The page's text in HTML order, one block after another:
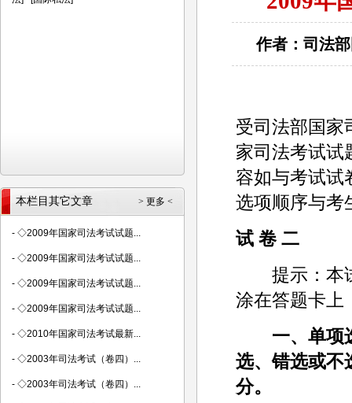
作者：司法
受司法部国家
家司法考试试
容如与考试试
选项顺序与考
试 卷 二
提示：本试
涂在答题卡上
一、单项
选、错选或不
分。
> 更多 <
本栏目其它文章
- ◇2009年国家司法考试试题...
- ◇2009年国家司法考试试题...
- ◇2009年国家司法考试试题...
- ◇2009年国家司法考试试题...
- ◇2010年国家司法考试最新...
- ◇2003年司法考试（卷四）...
- ◇2003年司法考试（卷四）...